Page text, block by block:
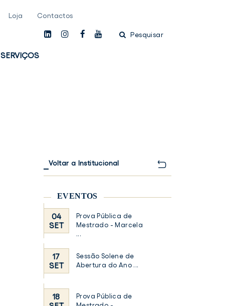
Loja Contactos
linkedininstagamfacebook
youtubePesquisar
SERVIÇOS
Voltar a Institucional
EVENTOS
04
SET
Prova Pública de
Mestrado - Marcela
...
17
SET
Sessão Solene de
Abertura do Ano ...
18
Prova Pública de